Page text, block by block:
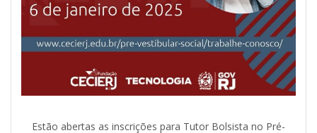
Estão abertas as inscrições para Tutor Bolsista no Pré-